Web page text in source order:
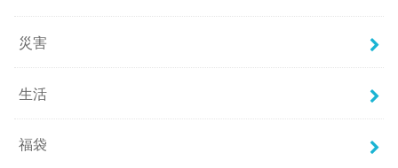
災害
生活
福袋